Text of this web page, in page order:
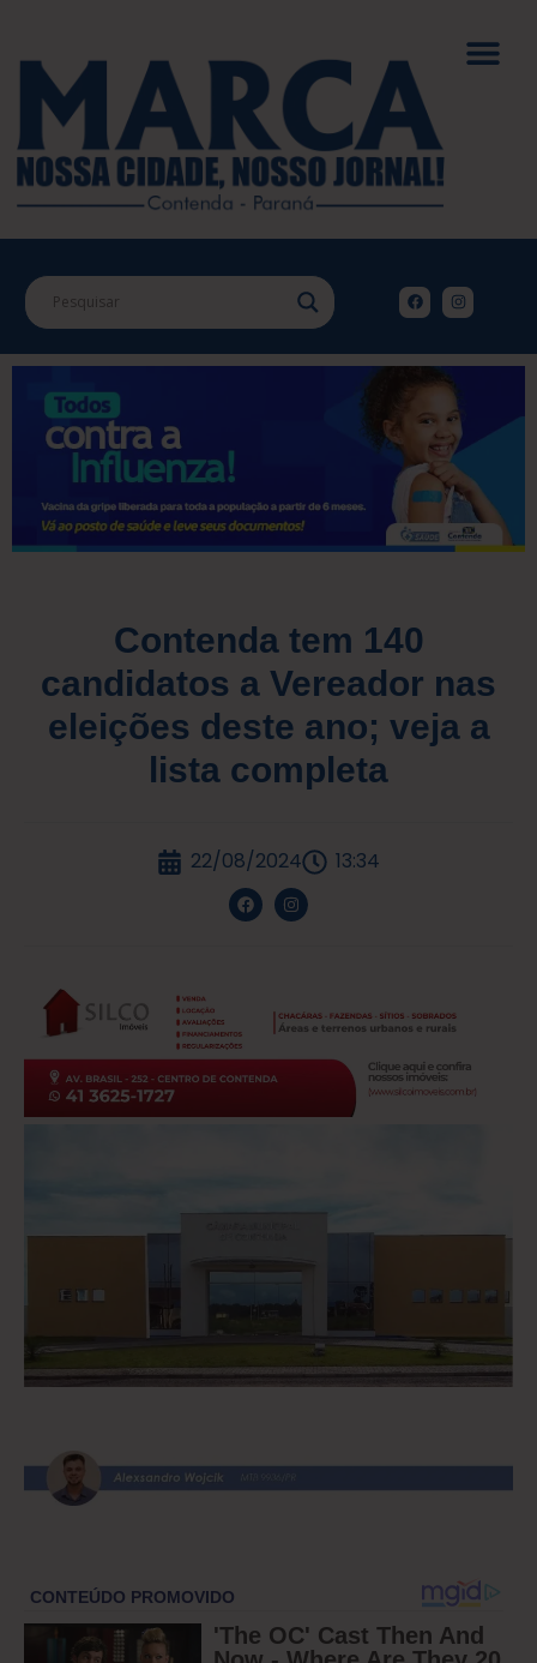
Contenda tem 140
candidatos a Vereador nas
eleições deste ano; veja a
lista completa
22/08/2024 13:34